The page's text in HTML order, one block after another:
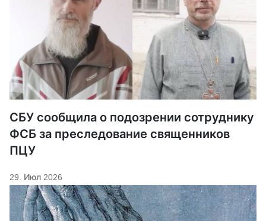
СБУ сообщила о подозрении сотруднику
ФСБ за преследование священников
ПЦУ
29. Июл 2026